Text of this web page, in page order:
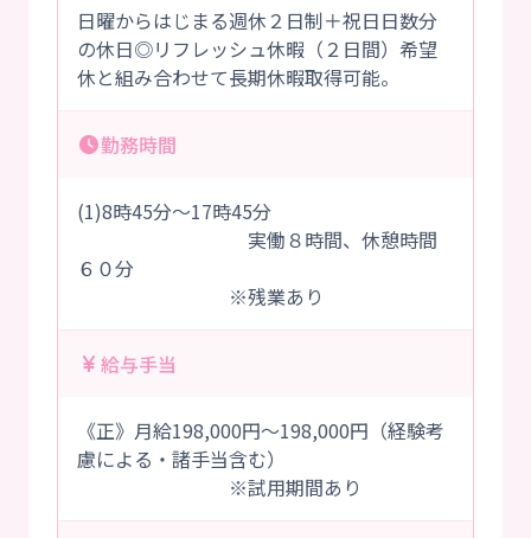
日曜からはじまる週休２日制＋祝日日数分
の休日◎リフレッシュ休暇（２日間）希望
休と組み合わせて長期休暇取得可能。
勤務時間
(1)8時45分～17時45分
実働８時間、休憩時間
６０分
※残業あり
給与手当
《正》月給198,000円～198,000円（経験考
慮による・諸手当含む）
※試用期間あり